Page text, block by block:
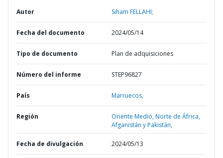
Autor Siham FELLAHI;
Fecha del documento 2024/05/14
Tipo de documento Plan de adquisiciones
Número del informe STEP96827
País Marruecos,
Región
Oriente Medio, Norte de África,
Afganistán y Pakistán,
Fecha de divulgación 2024/05/13